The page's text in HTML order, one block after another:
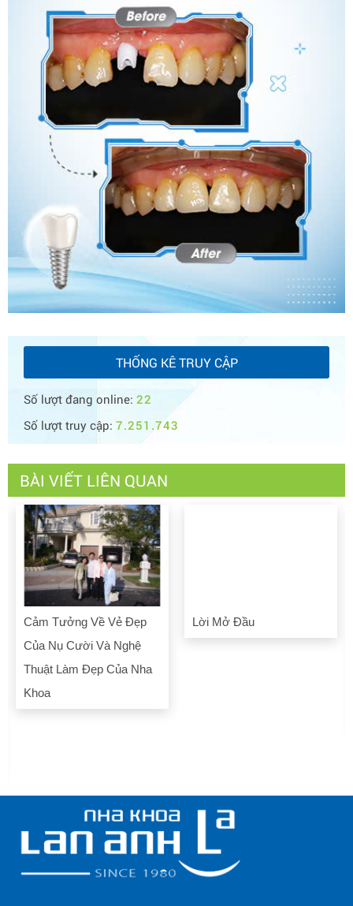
THỐNG KÊ TRUY CẬP
Số lượt đang online: 22
Số lượt truy cập: 7.251.743
BÀI VIẾT LIÊN QUAN
Cảm Tưởng Về Vẻ Đẹp
Của Nụ Cười Và Nghệ
Thuật Làm Đẹp Của Nha
Khoa
Lời Mở Đầu